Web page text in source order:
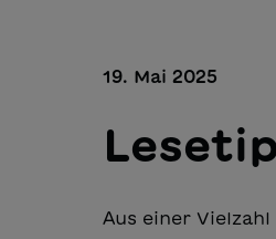
19. Mai 2025
Aus einer